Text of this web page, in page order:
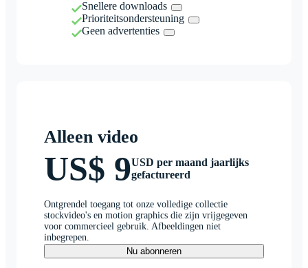
Snellere downloads
Prioriteitsondersteuning
Geen advertenties
Alleen video
US$ 9USD per maand jaarlijks
gefactureerd
Ontgrendel toegang tot onze volledige collectie
stockvideo's en motion graphics die zijn vrijgegeven
voor commercieel gebruik. Afbeeldingen niet
inbegrepen.
Nu abonneren